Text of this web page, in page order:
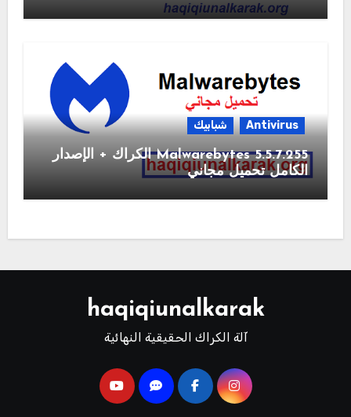
Antivirus شبابيك
Malwarebytes 5.5.7.255 الكراك + الإصدار
الكامل تحميل مجاني
haqiqiunalkarak
آلة الكراك الحقيقية النهائية